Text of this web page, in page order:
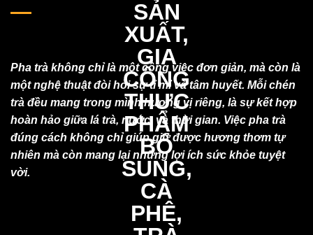
Pha trà không chỉ là một công việc đơn giản, mà còn là
một nghệ thuật đòi hỏi sự tỉ mỉ và tâm huyết. Mỗi chén
trà đều mang trong mình hương vị riêng, là sự kết hợp
hoàn hảo giữa lá trà, nước, và thời gian. Việc pha trà
đúng cách không chỉ giúp giữ được hương thơm tự
nhiên mà còn mang lại những lợi ích sức khỏe tuyệt
vời.